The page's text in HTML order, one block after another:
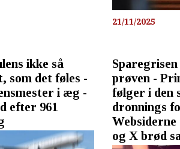
21/11/2025
ikke så
som det føles -
i æg -
efter 961
prøven -
følger i den
dronnings
og X brød